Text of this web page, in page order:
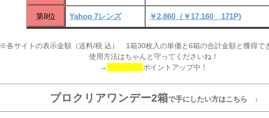
第8位 Yahoo 7レンズ ￥2,860（￥17,160 171P)
※各サイトの表示金額（送料/税 込） 1箱30枚入の単価と6箱の合計金額と獲得で
使用方法はちゃんと守ってくださいね！
→
ポイントアップ中！
プロクリアワンデー2箱で手にしたい方はこちら ↓